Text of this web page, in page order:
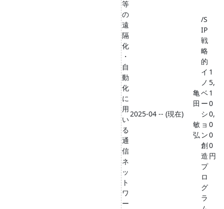
等
の
遠
隔
化
・
自
動
化
に
用
い
る
通
信
ネ
ッ
ト
ワ
ー
2025-04 -- (現在)
亀
田
敏
弘
/S
IP
戦
略
的
イ
ノ
ベ
ー
シ
ョ
ン
創
造
プ
ロ
グ
ラ
1
5,
1
0
0,
0
0
0
円